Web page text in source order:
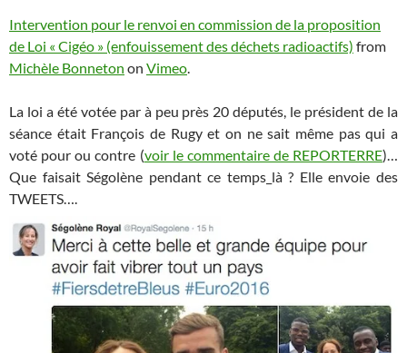
Intervention pour le renvoi en commission de la proposition
de Loi « Cigéo » (enfouissement des déchets radioactifs) from
Michèle Bonneton on Vimeo.
La loi a été votée par à peu près 20 députés, le président de la
séance était François de Rugy et on ne sait même pas qui a
voté pour ou contre (voir le commentaire de REPORTERRE)…
Que faisait Ségolène pendant ce temps_là ? Elle envoie des
TWEETS….